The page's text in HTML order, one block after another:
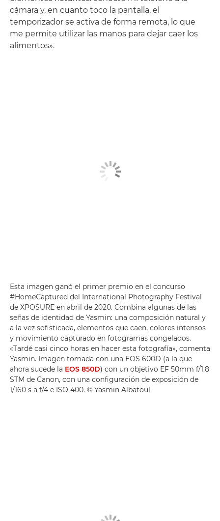
cámara y, en cuanto toco la pantalla, el
temporizador se activa de forma remota, lo que
me permite utilizar las manos para dejar caer los
alimentos».
Esta imagen ganó el primer premio en el concurso
#HomeCaptured del International Photography Festival
de XPOSURE en abril de 2020. Combina algunas de las
señas de identidad de Yasmin: una composición natural y
a la vez sofisticada, elementos que caen, colores intensos
y movimiento capturado en fotogramas congelados.
«Tardé casi cinco horas en hacer esta fotografía», comenta
Yasmin. Imagen tomada con una EOS 600D (a la que
ahora sucede la EOS 850D) con un objetivo EF 50mm f/1.8
STM de Canon, con una configuración de exposición de
1/160 s a f/4 e ISO 400. © Yasmin Albatoul